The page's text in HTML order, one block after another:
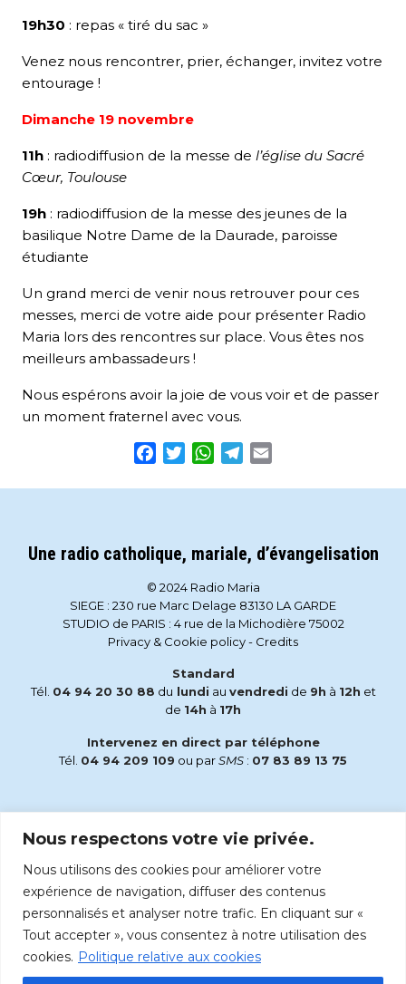
Nous respectons votre vie privée.
Nous utilisons des cookies pour améliorer votre
expérience de navigation, diffuser des contenus
personnalisés et analyser notre trafic. En cliquant sur «
Tout accepter », vous consentez à notre utilisation des
cookies. Politique relative aux cookies
19h30 : repas « tiré du sac »
Venez nous rencontrer, prier, échanger, invitez votre
entourage !
Dimanche 19 novembre
11h : radiodiffusion de la messe de l’église du Sacré
Cœur, Toulouse
19h : radiodiffusion de la messe des jeunes de la
basilique Notre Dame de la Daurade, paroisse
étudiante
Un grand merci de venir nous retrouver pour ces
messes, merci de votre aide pour présenter Radio
Maria lors des rencontres sur place. Vous êtes nos
meilleurs ambassadeurs !
Nous espérons avoir la joie de vous voir et de passer
un moment fraternel avec vous.
Facebook
TwitterWhatsApp
Telegram
Une radio catholique, mariale, d’évangelisation
© 2024 Radio Maria
SIEGE : 230 rue Marc Delage 83130 LA GARDE
STUDIO de PARIS : 4 rue de la Michodière 75002
Privacy & Cookie policy- Credits
Standard
Tél. 04 94 20 30 88 du lundi au vendredi de 9h à 12h et
de 14h à 17h
Intervenez en direct par téléphone
Tél. 04 94 209 109 ou parSMS : 07 83 89 13 75
accueil@radiomaria.fr
Écoutez Radio Maria sur :